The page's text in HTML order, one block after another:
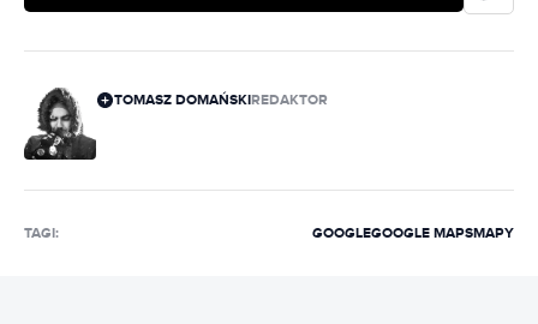
TOMASZ DOMAŃSKIREDAKTOR
TAGI: GOOGLEGOOGLE MAPSMAPY